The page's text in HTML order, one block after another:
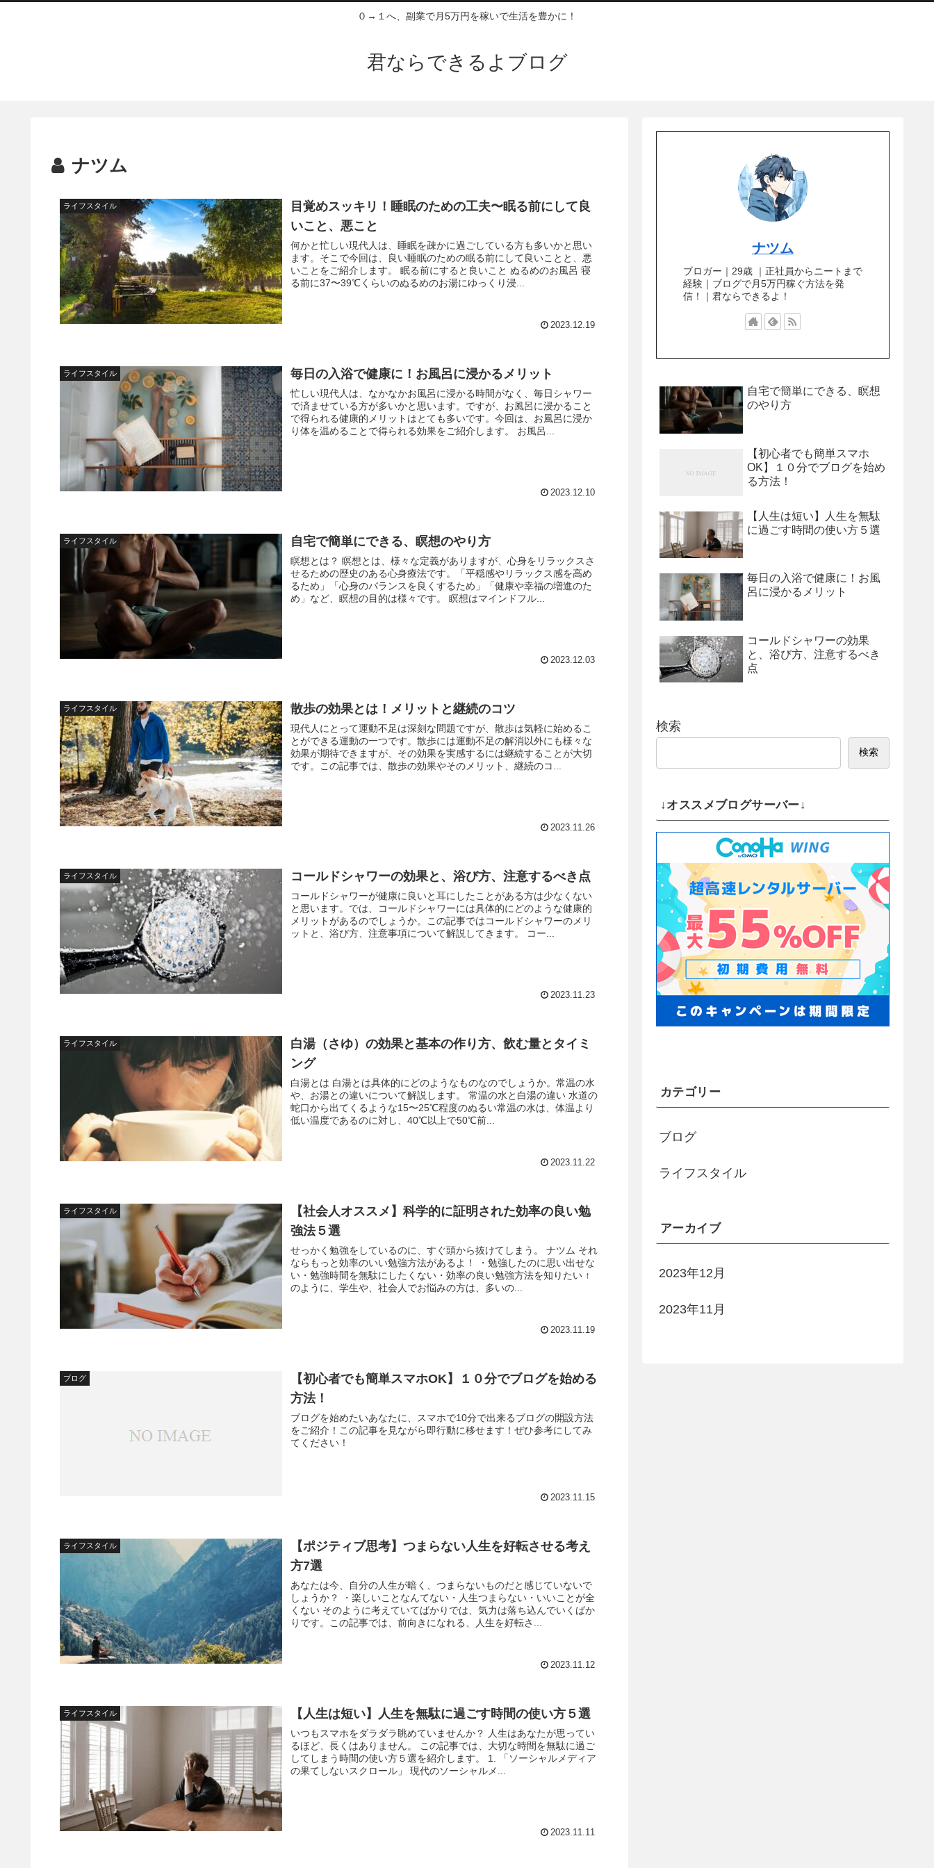
０→１へ、副業で月5万円を稼いで生活を豊かに！
君ならできるよブログ
ナツム
ライフスタイル
目覚めスッキリ！睡眠のための工夫〜眠る前にして良
いこと、悪こと
何かと忙しい現代人は、睡眠を疎かに過ごしている方も多いかと思い
ます。そこで今回は、良い睡眠のための眠る前にして良いことと、悪
いことをご紹介します。 眠る前にすると良いこと ぬるめのお風呂 寝
る前に37〜39℃くらいのぬるめのお湯にゆっくり浸...
2023.12.19
ライフスタイル 毎日の入浴で健康に！お風呂に浸かるメリット
忙しい現代人は、なかなかお風呂に浸かる時間がなく、毎日シャワー
で済ませている方が多いかと思います。ですが、お風呂に浸かること
で得られる健康的メリットはとても多いです。今回は、お風呂に浸か
り体を温めることで得られる効果をご紹介します。 お風呂...
2023.12.10
ライフスタイル 自宅で簡単にできる、瞑想のやり方
瞑想とは？ 瞑想とは、様々な定義がありますが、心身をリラックスさ
せるための歴史のある心身療法です。「平穏感やリラックス感を高め
るため」「心身のバランスを良くするため」「健康や幸福の増進のた
め」など、瞑想の目的は様々です。 瞑想はマインドフル...
2023.12.03
ライフスタイル 散歩の効果とは！メリットと継続のコツ
現代人にとって運動不足は深刻な問題ですが、散歩は気軽に始めるこ
とができる運動の一つです。散歩には運動不足の解消以外にも様々な
効果が期待できますが、その効果を実感するには継続することが大切
です。この記事では、散歩の効果やそのメリット、継続のコ...
2023.11.26
ライフスタイル コールドシャワーの効果と、浴び方、注意するべき点
コールドシャワーが健康に良いと耳にしたことがある方は少なくない
と思います。では、コールドシャワーには具体的にどのような健康的
メリットがあるのでしょうか。この記事ではコールドシャワーのメリ
ットと、浴び方、注意事項について解説してきます。 コー...
2023.11.23
ライフスタイル
白湯（さゆ）の効果と基本の作り方、飲む量とタイミ
ング
白湯とは 白湯とは具体的にどのようなものなのでしょうか。常温の水
や、お湯との違いについて解説します。 常温の水と白湯の違い 水道の
蛇口から出てくるような15〜25℃程度のぬるい常温の水は、体温より
低い温度であるのに対し、40℃以上で50℃前...
2023.11.22
ライフスタイル
【社会人オススメ】科学的に証明された効率の良い勉
強法５選
せっかく勉強をしているのに、すぐ頭から抜けてしまう。 ナツム それ
ならもっと効率のいい勉強方法があるよ！ ・勉強したのに思い出せな
い・勉強時間を無駄にしたくない・効率の良い勉強方法を知りたい ↑
のように、学生や、社会人でお悩みの方は、多いの...
2023.11.19
ブログ
【初心者でも簡単スマホOK】１０分でブログを始める
方法！
ブログを始めたいあなたに、スマホで10分で出来るブログの開設方法
をご紹介！この記事を見ながら即行動に移せます！ぜひ参考にしてみ
てください！
2023.11.15
ライフスタイル
【ポジティブ思考】つまらない人生を好転させる考え
方7選
あなたは今、自分の人生が暗く、つまらないものだと感じていないで
しょうか？ ・楽しいことなんてない・人生つまらない・いいことが全
くない そのように考えていてばかりでは、気力は落ち込んでいくばか
りです。この記事では、前向きになれる、人生を好転さ...
2023.11.12
ライフスタイル 【人生は短い】人生を無駄に過ごす時間の使い方５選
いつもスマホをダラダラ眺めていませんか？ 人生はあなたが思ってい
るほど、長くはありません。 この記事では、大切な時間を無駄に過ご
してしまう時間の使い方５選を紹介します。 1. 「ソーシャルメディア
の果てしないスクロール」 現代のソーシャルメ...
2023.11.11
ナツム
ブロガー｜29歳 ｜正社員からニートまで
経験｜ブログで月5万円稼ぐ方法を発
信！｜君ならできるよ！
自宅で簡単にできる、瞑想
のやり方
【初心者でも簡単スマホ
OK】１０分でブログを始め
る方法！
【人生は短い】人生を無駄
に過ごす時間の使い方５選
毎日の入浴で健康に！お風
呂に浸かるメリット
コールドシャワーの効果
と、浴び方、注意するべき
点
検索
検索
↓オススメブログサーバー↓
カテゴリー
ブログ
ライフスタイル
アーカイブ
2023年12月
2023年11月